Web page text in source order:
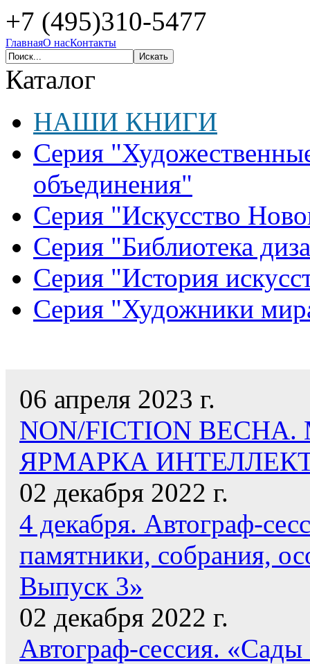
+7 (495)310-5477
ГлавнаяО насКонтакты
Каталог
НАШИ КНИГИ
Серия
объединения"
Серия "Искусство
Серия "Библиотека
Серия "История
Серия "Художники
06 апреля 2023 г.
NON/FICTION
ЯРМАРКА
02 декабря 2022 г.
4 декабря. Автограф-
памятники, собрания,
Выпуск 3»
02 декабря 2022 г.
Автограф-сессия. «Сады